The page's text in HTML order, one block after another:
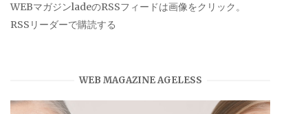
WEBマガジンladeのRSSフィードは画像をクリック。
RSSリーダーで購読する
WEB MAGAZINE AGELESS